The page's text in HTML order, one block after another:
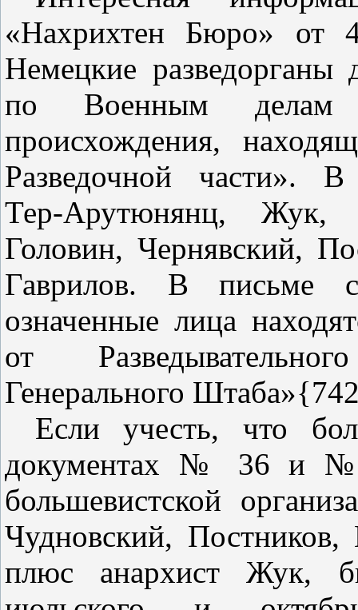
«Нахрихтен Бюро»
Немецкие
по Военным делам
происхождения,
Разведочной части».
Тер‑Арутюнянц, Жук,
Головин, Чернявский,
Гаврилов. В письме
означенные лица
от
Генерального
Если учесть, что
документах № 36 и №
большевистской
Чудновский,
плюс анархист Жук,